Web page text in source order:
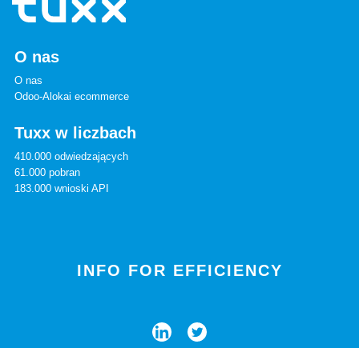
O nas
O nas
Odoo-Alokai ecommerce
Tuxx w liczbach
410.000 odwiedzających
61.000 pobran
183.000 wnioski API
INFO FOR EFFICIENCY